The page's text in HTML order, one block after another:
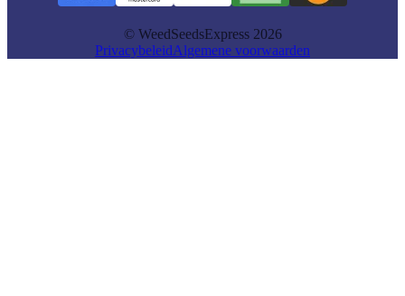
© WeedSeedsExpress 2026
PrivacybeleidAlgemene voorwaarden